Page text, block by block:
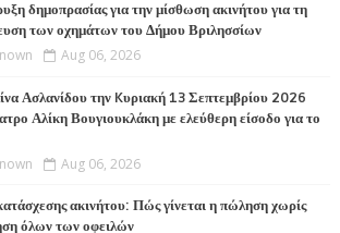
δημοπρασίας για την μίσθωση ακινήτου για τη
των οχημάτων του Δήμου Βριλησσίων
Aug 06, 2026
Ασλανίδου την Kυριακή 13 Σεπτεμβρίου 2026
Αλίκη Βουγιουκλάκη με ελεύθερη είσοδο για το
Aug 06, 2026
ακινήτου: Πώς γίνεται η πώληση χωρίς
όλων των οφειλών